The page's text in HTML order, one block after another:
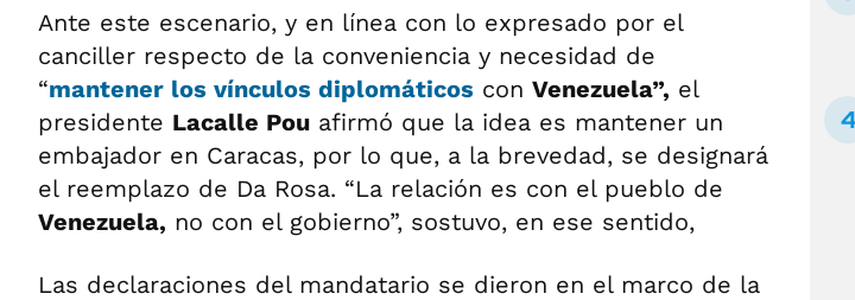
Ante este escenario, y en línea con lo expresado por el
canciller respecto de la conveniencia y necesidad de
“mantener los vínculos diplomáticos con Venezuela”, el
presidente Lacalle Pou afirmó que la idea es mantener un
embajador en Caracas, por lo que, a la brevedad, se designará
el reemplazo de Da Rosa. “La relación es con el pueblo de
Venezuela, no con el gobierno”, sostuvo, en ese sentido,
Las declaraciones del mandatario se dieron en el marco de la